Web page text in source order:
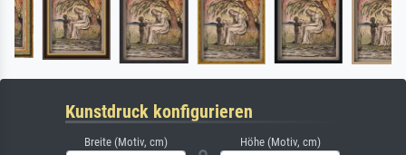
Kunstdruck konfigurieren
Breite (Motiv, cm) Höhe (Motiv, cm)